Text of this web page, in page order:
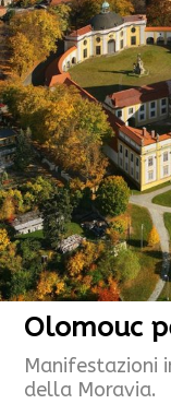
Olomouc
Manifestazioni
della Moravia.